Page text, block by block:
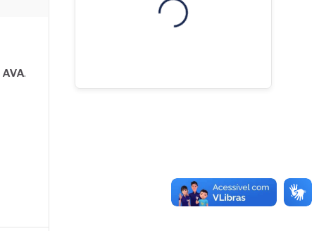
AVA.